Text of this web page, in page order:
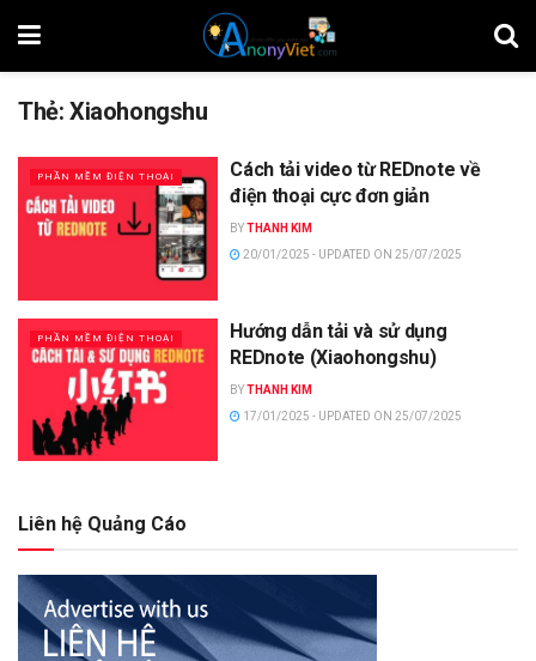
Thẻ:Xiaohongshu
PHẦN MỀM ĐIỆN THOẠI
Cách tải video từ REDnote về
điện thoại cực đơn giản
BYTHANH KIM
20/01/2025 - UPDATED ON 25/07/2025
PHẦN MỀM ĐIỆN THOẠI
Hướng dẫn tải và sử dụng
REDnote (Xiaohongshu)
BYTHANH KIM
17/01/2025 - UPDATED ON 25/07/2025
Liên hệ Quảng Cáo